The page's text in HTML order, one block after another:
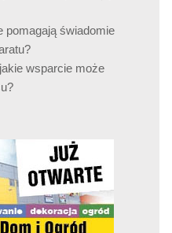
pomagają świadomie
wsparcie może